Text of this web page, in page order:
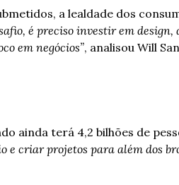
a lealdade dos
é preciso investir em design,
em negócios”, analisou Will
ainda terá 4,2 bilhões de
e criar projetos para além dos